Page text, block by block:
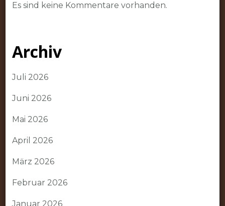
Es sind keine Kommentare vorhanden.
Archiv
Juli 2026
Juni 2026
Mai 2026
April 2026
März 2026
Februar 2026
Januar 2026